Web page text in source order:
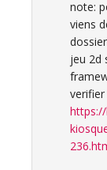
note:
viens
jeu 2d